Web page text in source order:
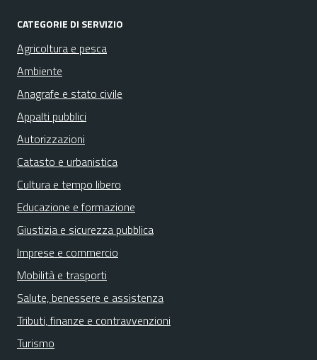
CATEGORIE DI SERVIZIO
Agricoltura e pesca
Ambiente
Anagrafe e stato civile
Appalti pubblici
Autorizzazioni
Catasto e urbanistica
Cultura e tempo libero
Educazione e formazione
Giustizia e sicurezza pubblica
Imprese e commercio
Mobilità e trasporti
Salute, benessere e assistenza
Tributi, finanze e contravvenzioni
Turismo